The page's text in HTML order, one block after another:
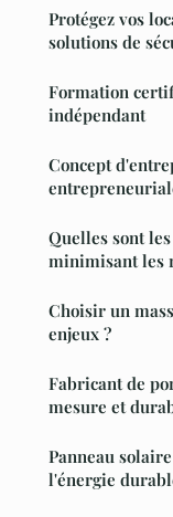
Protégez vos
solutions de
Formation
indépendant
Concept
Quelles sont
minimisant les
Choisir un
enjeux ?
Fabricant de
mesure et
Panneau
l'énergie